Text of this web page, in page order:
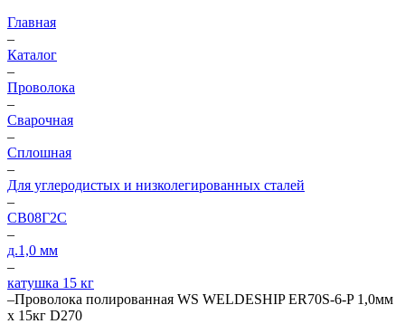
Главная
–
Каталог
–
Проволока
–
Сварочная
–
Сплошная
–
Для углеродистых и низколегированных сталей
–
СВ08Г2С
–
д.1,0 мм
–
катушка 15 кг
–Проволока полированная WS WELDESHIP ER70S-6-P 1,0мм
х 15кг D270